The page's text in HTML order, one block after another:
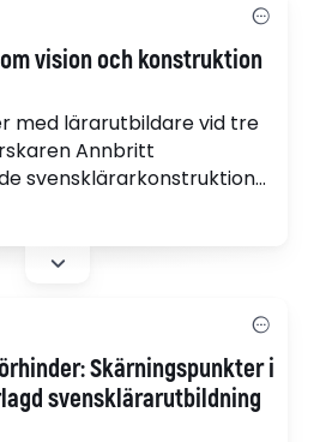
vision och konstruktion
med lärarutbildare vid tre
Annbritt
svensklärarkonstruktioner
i utbildnings- och
förnyade
Skärningspunkter i
svensklärarutbildning